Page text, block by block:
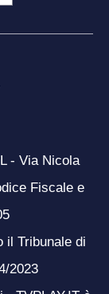
- Via Nicola
Fiscale e
il Tribunale di
2023